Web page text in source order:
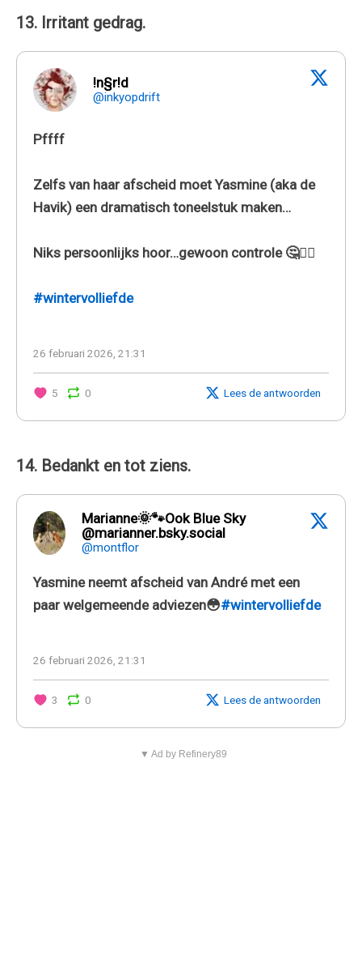
13. Irritant gedrag.
!n§r!d
@inkyopdrift
Pffff
Zelfs van haar afscheid moet Yasmine (aka de
Havik) een dramatisch toneelstuk maken…
Niks persoonlijks hoor…gewoon controle 🤔🤷‍♀️
#wintervolliefde
26 februari 2026, 21:31
5 0 Lees de antwoorden
14. Bedankt en tot ziens.
Marianne🌞🐾Ook Blue Sky
@marianner.bsky.social
@montflor
Yasmine neemt afscheid van André met een
paar welgemeende adviezen😳#wintervolliefde
26 februari 2026, 21:31
3 0 Lees de antwoorden
▼ Ad by Refinery89